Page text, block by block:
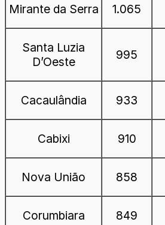
Mirante da Serra 1.065
Santa Luzia
D’Oeste
995
Cacaulândia 933
Cabixi 910
Nova União 858
Corumbiara 849